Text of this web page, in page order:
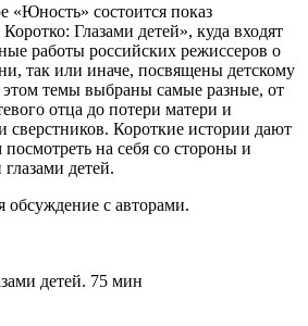
«Юность» состоится показ
Глазами детей», куда входят
работы российских режиссеров о
так или иначе, посвящены детскому
темы выбраны самые разные, от
отца до потери матери и
сверстников. Короткие истории дают
на себя со стороны и
детей.
обсуждение с авторами.
детей. 75 мин